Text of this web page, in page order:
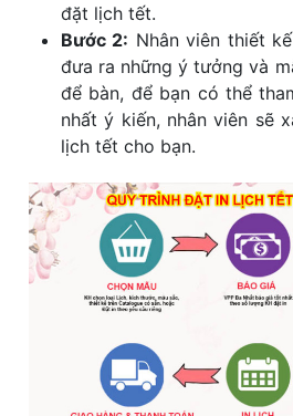
đặt lịch tết.
Bước 2: Nhân viên thiết
đưa ra những ý tưởng và
để bàn, để bạn có thể
nhất ý kiến, nhân viên sẽ
lịch tết cho bạn.